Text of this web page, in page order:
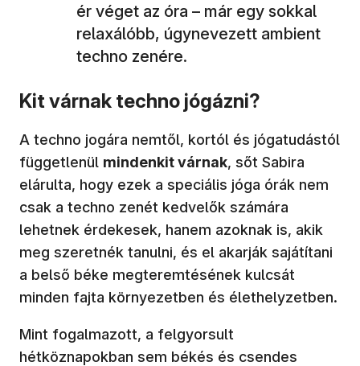
ér véget az óra – már egy sokkal
relaxálóbb, úgynevezett ambient
techno zenére.
Kit várnak techno jógázni?
A techno jogára nemtől, kortól és jógatudástól
függetlenül mindenkit várnak, sőt Sabira
elárulta, hogy ezek a speciális jóga órák nem
csak a techno zenét kedvelők számára
lehetnek érdekesek, hanem azoknak is, akik
meg szeretnék tanulni, és el akarják sajátítani
a belső béke megteremtésének kulcsát
minden fajta környezetben és élethelyzetben.
Mint fogalmazott, a felgyorsult
hétköznapokban sem békés és csendes